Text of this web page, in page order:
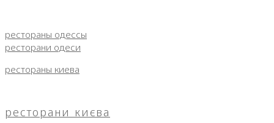
рестораны одессы
ресторани одеси
рестораны киева
ресторани києва